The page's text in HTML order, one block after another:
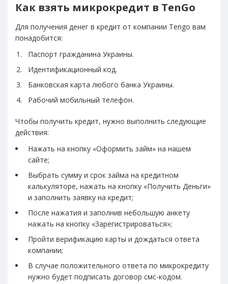
Как взять микрокредит в TenGo
Для получения денег в кредит от компании Tengo вам
понадобится:
Паспорт гражданина Украины.
Идентификационный код.
Банковская карта любого банка Украины.
Рабочий мобильный телефон.
Чтобы получить кредит, нужно выполнить следующие
действия:
Нажать на кнопку «Оформить займ» на нашем
сайте;
Выбрать сумму и срок займа на кредитном
калькуляторе, нажать на кнопку «Получить Деньги»
и заполнить заявку на кредит;
После нажатия и заполнив небольшую анкету
нажать на кнопку «Зарегистрироваться»;
Пройти верификацию карты и дождаться ответа
компании;
В случае положительного ответа по микрокредиту
нужно будет подписать договор смс-кодом.